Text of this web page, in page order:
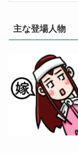
主な登場人物